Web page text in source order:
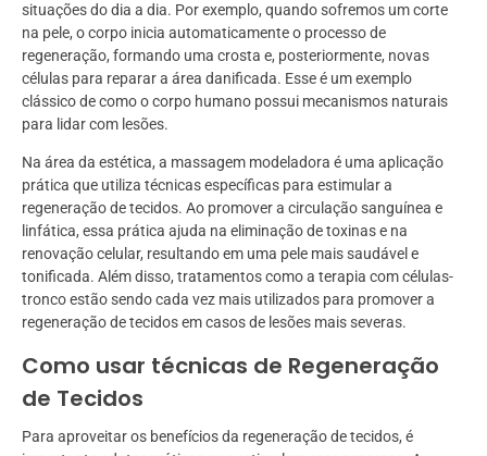
situações do dia a dia. Por exemplo, quando sofremos um corte
na pele, o corpo inicia automaticamente o processo de
regeneração, formando uma crosta e, posteriormente, novas
células para reparar a área danificada. Esse é um exemplo
clássico de como o corpo humano possui mecanismos naturais
para lidar com lesões.
Na área da estética, a massagem modeladora é uma aplicação
prática que utiliza técnicas específicas para estimular a
regeneração de tecidos. Ao promover a circulação sanguínea e
linfática, essa prática ajuda na eliminação de toxinas e na
renovação celular, resultando em uma pele mais saudável e
tonificada. Além disso, tratamentos como a terapia com células-
tronco estão sendo cada vez mais utilizados para promover a
regeneração de tecidos em casos de lesões mais severas.
Como usar técnicas de Regeneração
de Tecidos
Para aproveitar os benefícios da regeneração de tecidos, é